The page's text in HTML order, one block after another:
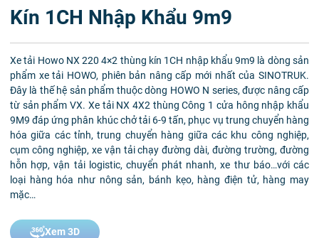
Kín 1CH Nhập Khẩu 9m9
Xe tải Howo NX 220 4×2 thùng kín 1CH nhập khẩu 9m9 là dòng sản
phẩm xe tải HOWO, phiên bản nâng cấp mới nhất của SINOTRUK.
Đây là thế hệ sản phẩm thuộc dòng HOWO N series, được nâng cấp
từ sản phẩm VX. Xe tải NX 4X2 thùng Công 1 cửa hông nhập khẩu
9M9 đáp ứng phân khúc chở tải 6-9 tấn, phục vụ trung chuyển hàng
hóa giữa các tỉnh, trung chuyển hàng giữa các khu công nghiệp,
cụm công nghiệp, xe vận tải chạy đường dài, đường trường, đường
hỗn hợp, vận tải logistic, chuyển phát nhanh, xe thư báo…với các
loại hàng hóa như nông sản, bánh kẹo, hàng điện tử, hàng may
mặc…
Xem 3D